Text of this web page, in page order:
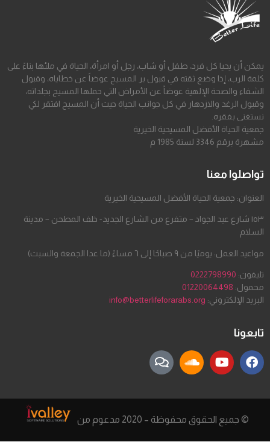
يمكن أن يحيا كل فرد، طفل أو شاب، رجل أو امرأة، الحياة في ملئها بناءً على
كلمة الرب، إذا وضع ثقته في قبول بر المسيح عوضاً عن خطاياه، وقبول
الشفاء والصحة الإلهية عوضاً عن الأمراض التي حملها المسيح بجلداته،
وقبول الرغد والازدهار في كل جوانب الحياة حيث أن المسيح افتقر لكي
نستغنى بفقره.
جمعية الحياة الأفضل المسيحية الخيرية
مشهرة برقم 3346 لسنة 1985 م
تواصلوا معنا
العنوان: جمعية الحياة الأفضل المسيحية الخيرية
١٥٣ شارع عبد الجواد – متفرع من الشارع الجديد- خلف المطحن – مدينة
السلام
مواعيد العمل: يوميًا من ٩ صباحًا إلى ٦ مساءً (ما عدا الجمعة والسبت)
تليفون: 0222798990
محمول: 01220064498
البريد الإلكتروني: info@betterlifeforarabs.org
تابعونا
© جميع الحقوق محفوظة – 2020 مدعوم من